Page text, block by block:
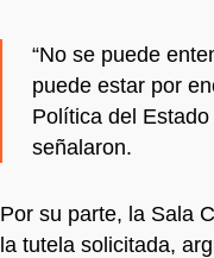
“No se puede
puede estar por
Política del
señalaron.
Por su parte, la Sala
la tutela solicitada,